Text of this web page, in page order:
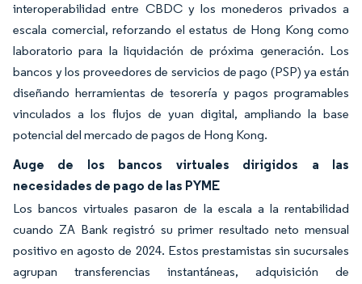
interoperabilidad entre CBDC y los monederos privados a
escala comercial, reforzando el estatus de Hong Kong como
laboratorio para la liquidación de próxima generación. Los
bancos y los proveedores de servicios de pago (PSP) ya están
diseñando herramientas de tesorería y pagos programables
vinculados a los flujos de yuan digital, ampliando la base
potencial del mercado de pagos de Hong Kong.
Auge de los bancos virtuales dirigidos a las
necesidades de pago de las PYME
Los bancos virtuales pasaron de la escala a la rentabilidad
cuando ZA Bank registró su primer resultado neto mensual
positivo en agosto de 2024. Estos prestamistas sin sucursales
agrupan transferencias instantáneas, adquisición de